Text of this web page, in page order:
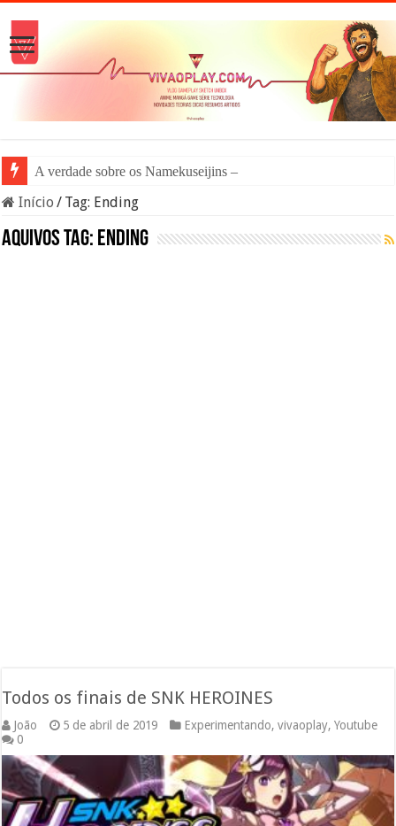
A verdade sobre os Namekuseijins – DRAGON
Início / Tag: Ending
Aquivos tag: Ending
Todos os finais de SNK HEROINES
João 5 de abril de 2019 Experimentando,vivaoplay,Youtube
0